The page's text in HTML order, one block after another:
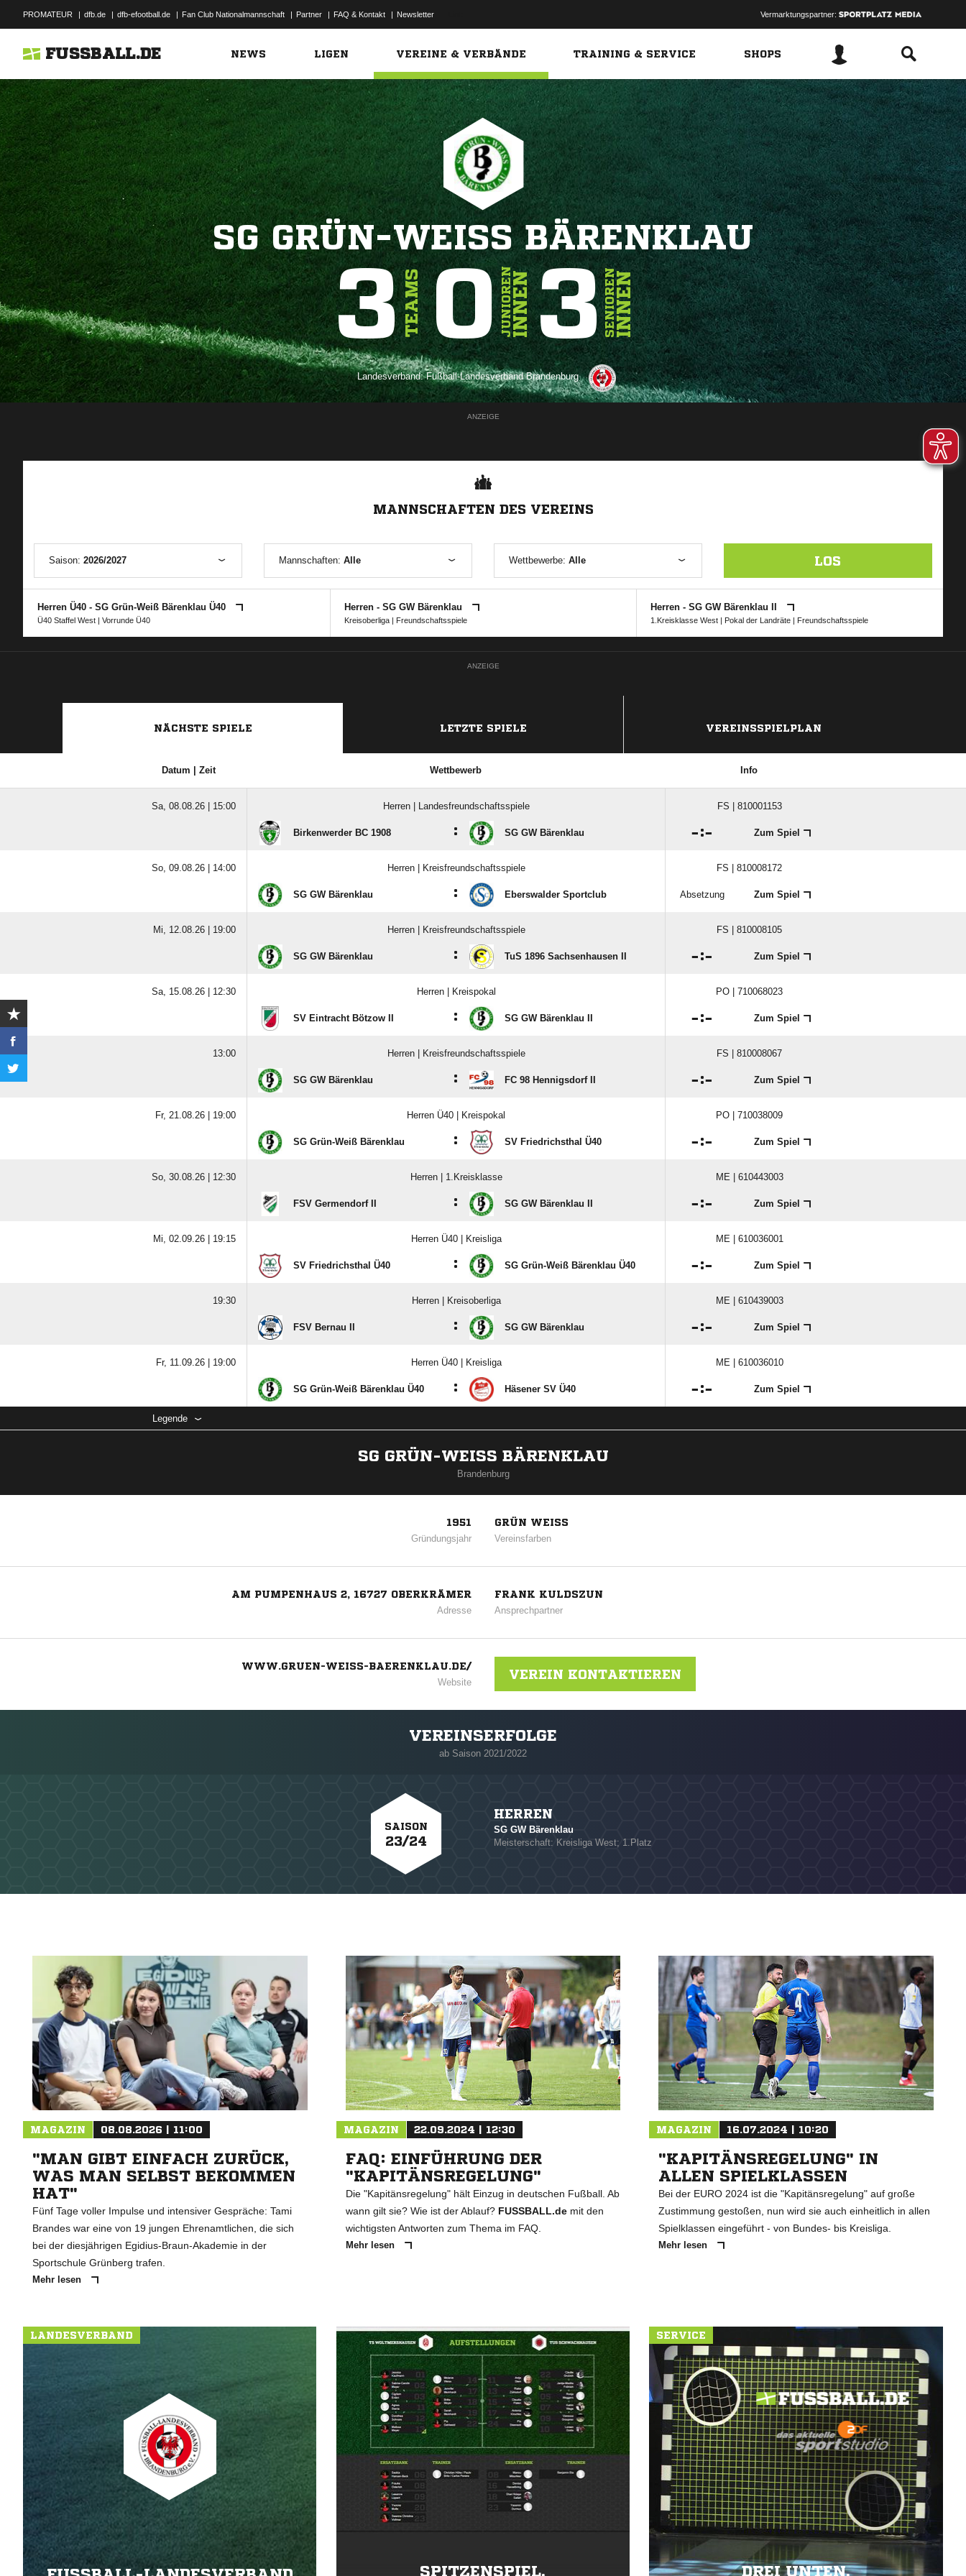
PROMATEUR | dfb.de | dfb-efootball.de | Fan Club Nationalmannschaft | Partner | FAQ & Kontakt | Newsletter Vermarktungspartner:
FUSSBALL.DE NEWS LIGEN VEREINE & VERBÄNDE TRAINING & SERVICE SHOPS
SG GRÜN-WEISS BÄRENKLAU
3TEAMS0JUNIORENINNEN3SENIORENINNEN
Landesverband:Fußball-Landesverband Brandenburg
ANZEIGE
MANNSCHAFTEN DES VEREINS
Saison: 2026/2027 Mannschaften: Alle Wettbewerbe: Alle LOS
Herren Ü40 - SG Grün-Weiß Bärenklau Ü40
Ü40 Staffel West | Vorrunde Ü40
Herren - SG GW Bärenklau
Kreisoberliga| Freundschaftsspiele
Herren - SG GW Bärenklau II
1.Kreisklasse West | Pokal der Landräte | Freundschaftsspiele
ANZEIGE
NÄCHSTE SPIELE LETZTE SPIELE VEREINSSPIELPLAN
Datum | Zeit Wettbewerb Info
Sa, 08.08.26 | 15:00 Herren | Landesfreundschaftsspiele FS | 810001153
Birkenwerder BC 1908 : SG GW Bärenklau : Zum Spiel
So, 09.08.26 | 14:00 Herren | Kreisfreundschaftsspiele FS | 810008172
SG GW Bärenklau : Eberswalder Sportclub Absetzung Zum Spiel
Mi, 12.08.26 | 19:00 Herren | Kreisfreundschaftsspiele FS | 810008105
SG GW Bärenklau : TuS 1896 Sachsenhausen II : Zum Spiel
Sa, 15.08.26 | 12:30 Herren | Kreispokal PO | 710068023
SV Eintracht Bötzow II : SG GW Bärenklau II : Zum Spiel
13:00 Herren | Kreisfreundschaftsspiele FS | 810008067
SG GW Bärenklau : FC 98 Hennigsdorf II : Zum Spiel
Fr, 21.08.26 | 19:00 Herren Ü40 | Kreispokal PO | 710038009
SG Grün-Weiß Bärenklau : SV Friedrichsthal Ü40 : Zum Spiel
So, 30.08.26 | 12:30 Herren | 1.Kreisklasse ME | 610443003
FSV Germendorf II : SG GW Bärenklau II : Zum Spiel
Mi, 02.09.26 | 19:15 Herren Ü40 | Kreisliga ME | 610036001
SV Friedrichsthal Ü40 : SG Grün-Weiß Bärenklau Ü40 : Zum Spiel
19:30 Herren | Kreisoberliga ME | 610439003
FSV Bernau II : SG GW Bärenklau : Zum Spiel
Fr, 11.09.26 | 19:00 Herren Ü40 | Kreisliga ME | 610036010
SG Grün-Weiß Bärenklau Ü40 : Häsener SV Ü40 : Zum Spiel
Legende
SG GRÜN-WEISS BÄRENKLAU
Brandenburg
1951
Gründungsjahr
GRÜN WEISS
Vereinsfarben
AM PUMPENHAUS 2, 16727 OBERKRÄMER
Adresse
FRANK KULDSZUN
Ansprechpartner
WWW.GRUEN-WEISS-BAERENKLAU.DE/
Website
VEREIN KONTAKTIEREN
NACHRICHT SENDEN
VEREINSERFOLGE
ab Saison 2021/2022
SAISON
23/24
HERREN
SG GW Bärenklau
Meisterschaft: Kreisliga West; 1.Platz
MAGAZIN 08.08.2026 | 11:00
"MAN GIBT EINFACH ZURÜCK,
WAS MAN SELBST BEKOMMEN
HAT"
Fünf Tage voller Impulse und intensiver Gespräche: Tami
Brandes war eine von 19 jungen Ehrenamtlichen, die sich
bei der diesjährigen Egidius-Braun-Akademie in der
Sportschule Grünberg trafen.
Mehr lesen
MAGAZIN 22.09.2024 | 12:30
FAQ: EINFÜHRUNG DER
"KAPITÄNSREGELUNG"
Die "Kapitänsregelung" hält Einzug in deutschen Fußball. Ab
wann gilt sie? Wie ist der Ablauf? FUSSBALL.demit den
wichtigsten Antworten zum Thema im FAQ.
Mehr lesen
MAGAZIN 16.07.2024 | 10:20
"KAPITÄNSREGELUNG" IN
ALLEN SPIELKLASSEN
Bei der EURO 2024 ist die "Kapitänsregelung" auf große
Zustimmung gestoßen, nun wird sie auch einheitlich in allen
Spielklassen eingeführt - von Bundes- bis Kreisliga.
Mehr lesen
LANDESVERBAND
SPITZENSPIEL.
SERVICE
DREI UNTEN.